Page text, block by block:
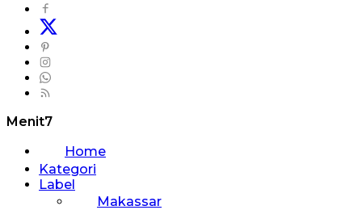
Menit7
Home
Kategori
Label
Makassar